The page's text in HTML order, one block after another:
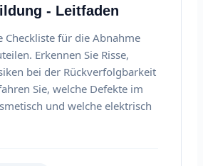
- Leitfaden
Checkliste für die Abnahme
Erkennen Sie Risse,
bei der Rückverfolgbarkeit
Sie, welche Defekte im
und welche elektrisch